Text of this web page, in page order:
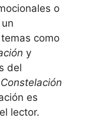
o
como
y
del
Constelación
es
lector.